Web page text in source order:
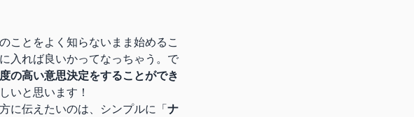
ことをよく知らないまま始めるこ
入れば良いかってなっちゃう。で
の高い意思決定をすることができ
いと思います！
に伝えたいのは、シンプルに「ナ